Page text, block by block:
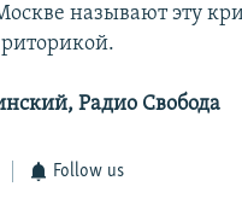
называют эту
Радио Свобода
Follow us